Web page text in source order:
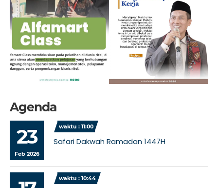
Agenda
23
Feb 2026
waktu : 11:00
Safari Dakwah Ramadan 1447H
waktu : 10:44